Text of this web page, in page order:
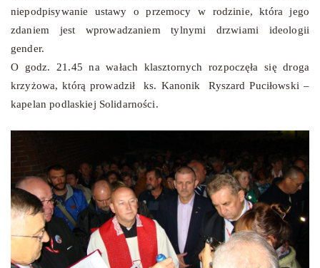
niepodpisywanie ustawy o przemocy w rodzinie, która jego
zdaniem jest wprowadzaniem tylnymi drzwiami ideologii
gender.
O godz. 21.45 na wałach klasztornych rozpoczęła się droga
krzyżowa, którą prowadził ks. Kanonik Ryszard Puciłowski –
kapelan podlaskiej Solidarności.